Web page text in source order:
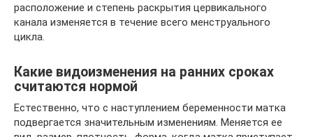
расположение и степень раскрытия цервикального
канала изменяется в течение всего менструального
цикла.
Какие видоизменения на ранних сроках
считаются нормой
Естественно, что с наступлением беременности матка
подвергается значительным изменениям. Меняется ее